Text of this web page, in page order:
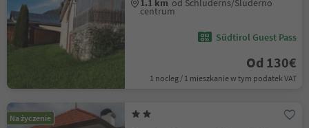
1.1 km od Schluderns/Sluderno
centrum
Südtirol Guest Pass
Od 130€
1 nocleg / 1 mieszkanie w tym podatek VAT
Na życzenie